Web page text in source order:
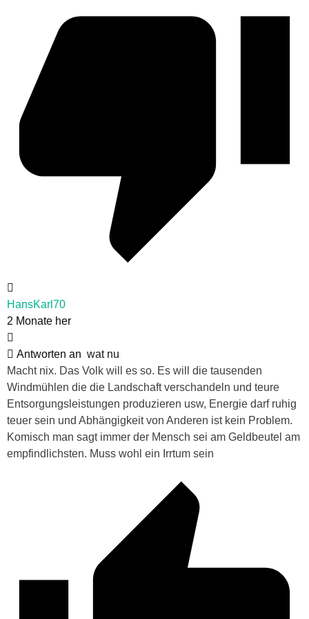
HansKarl70
2 Monate her
Antworten an wat nu
Macht nix. Das Volk will es so. Es will die tausenden
Windmühlen die die Landschaft verschandeln und teure
Entsorgungsleistungen produzieren usw, Energie darf ruhig
teuer sein und Abhängigkeit von Anderen ist kein Problem.
Komisch man sagt immer der Mensch sei am Geldbeutel am
empfindlichsten. Muss wohl ein Irrtum sein